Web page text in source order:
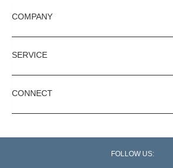
COMPANY
SERVICE
CONNECT
FOLLOW US: